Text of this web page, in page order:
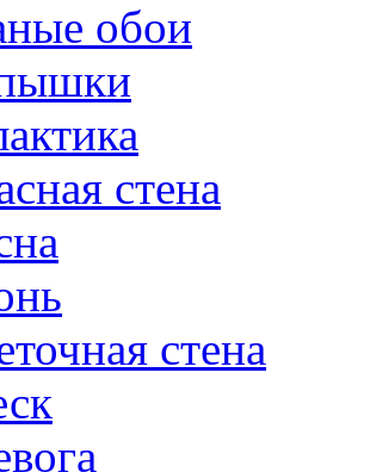
обои
стена
стена